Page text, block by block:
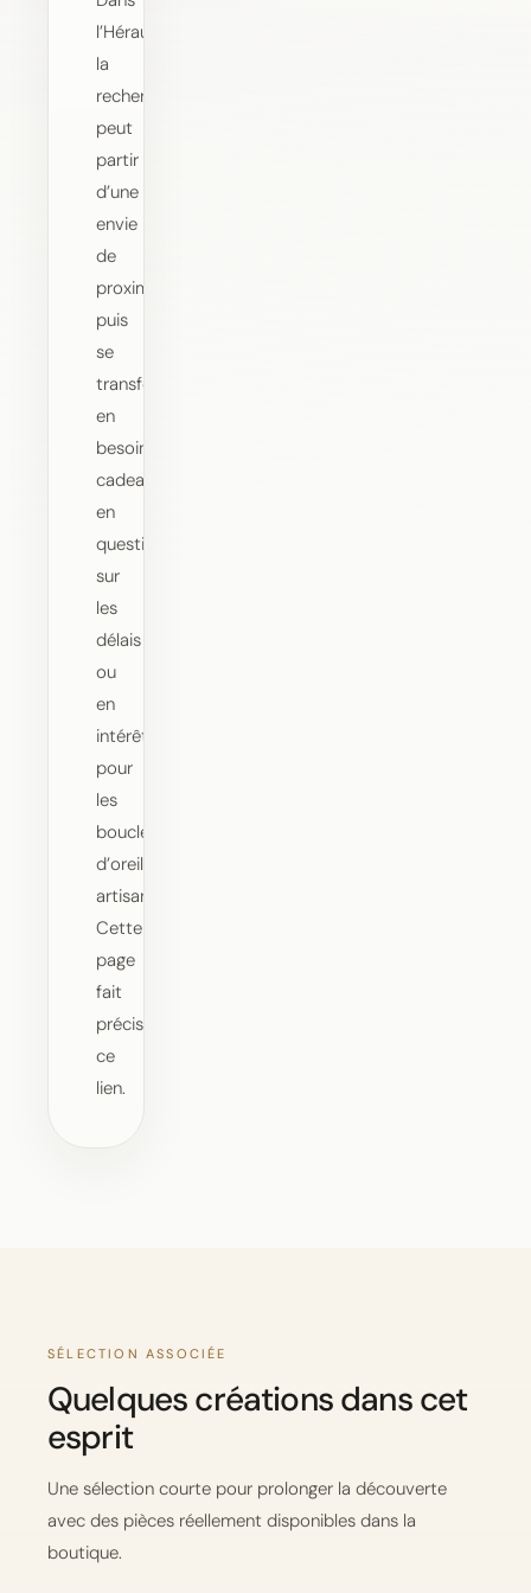
l’Hérault,
la
recherche
peut
partir
d’une
envie
de
proximité,
puis
se
transformer
en
besoin
cadeau,
en
question
sur
les
délais
ou
en
intérêt
pour
les
boucles
d’oreilles
artisanales.
Cette
page
fait
précisément
ce
lien.
SÉLECTION ASSOCIÉE
Quelques créations dans cet
esprit
Une sélection courte pour prolonger la découverte
avec des pièces réellement disponibles dans la
boutique.